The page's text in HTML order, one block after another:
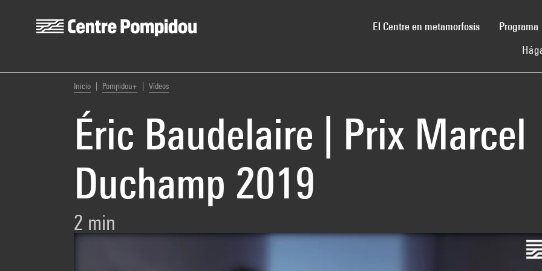
El Centre en metamorfosis(current)Programa
You are here:
Inicio Pompidou+ Vídeos
Éric Baudelaire | Prix Marcel
Duchamp 2019
2 min